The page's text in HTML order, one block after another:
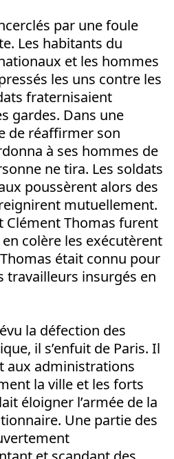
par une foule
Les habitants du
et les hommes
les uns contre les
fraternisaient
gardes. Dans une
de réaffirmer son
à ses hommes de
ne tira. Les soldats
poussèrent alors des
mutuellement.
Clément Thomas furent
colère les exécutèrent
était connu pour
travailleurs insurgés en
la défection des
il s’enfuit de Paris. Il
aux administrations
la ville et les forts
éloigner l’armée de la
Une partie des